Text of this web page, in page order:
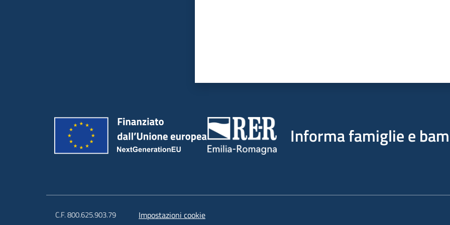
Informa famiglie e
C.F. 800.625.903.79 Impostazioni cookie